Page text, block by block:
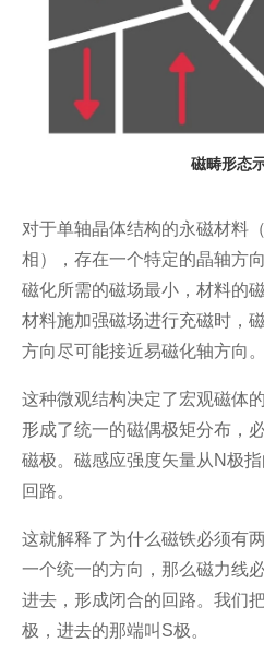
磁畴形态
对于单轴晶体结构的永磁材料
相），存在一个特定的晶轴方
磁化所需的磁场最小，材料的
材料施加强磁场进行充磁时，
方向尽可能接近易磁化轴方向。
这种微观结构决定了宏观磁体
形成了统一的磁偶极矩分布，
磁极。磁感应强度矢量从N极
回路。
这就解释了为什么磁铁必须有
一个统一的方向，那么磁力线
进去，形成闭合的回路。我们
极，进去的那端叫S极。